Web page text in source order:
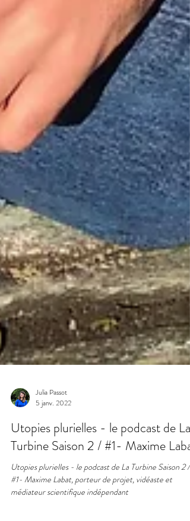
Julia Passot
5 janv. 2022
Utopies plurielles - le podcast de La
Turbine Saison 2 / #1- Maxime Labat